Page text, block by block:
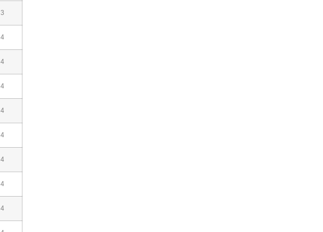
3
4
4
4
4
4
4
4
4